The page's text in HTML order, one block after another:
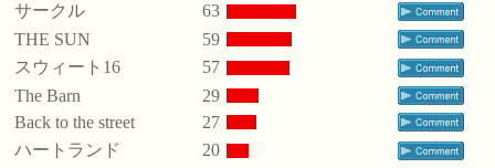
サークル
63
THE SUN
59
スウィート16
57
The Barn
29
Back to the street
27
ハートランド
20